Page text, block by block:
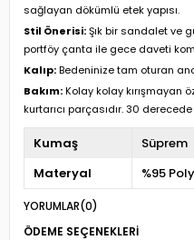
sağlayan dökümlü etek yapısı.
Stil Önerisi:Şık bir sandalet ve
portföy çanta ile gece daveti
Kalıp:Bedeninize tam oturan
Bakım:Kolay kolay kırışmayan
kurtarıcı parçasıdır. 30
Kumaş
Süprem
Materyal
%95
YORUMLAR(0)
ÖDEME SEÇENEKLERI